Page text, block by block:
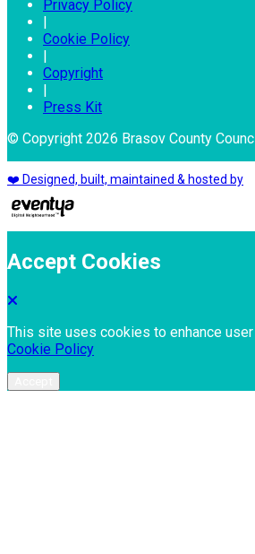
Privacy Policy
|
Cookie Policy
|
Copyright
|
Press Kit
© Copyright 2026 Brasov County
❤️ Designed, built, maintained & hosted by
Accept Cookies
This site uses cookies to enhance
Cookie Policy